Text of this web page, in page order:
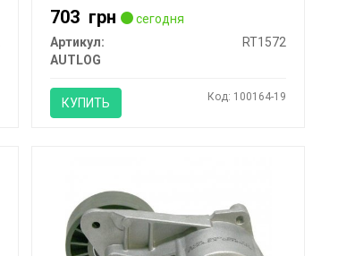
703 грн
сегодня
Артикул:
RT1572
AUTLOG
КУПИТЬ Код: 100164-19